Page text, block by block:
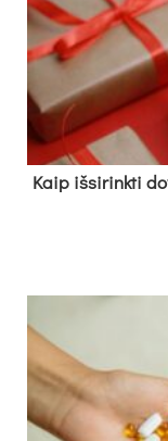
Kaip išsirinkti